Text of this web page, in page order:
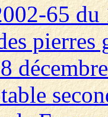
65
pierres